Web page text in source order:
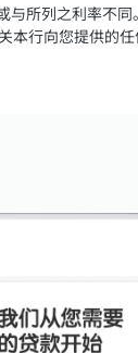
与所列之利率不
本行向您提供的